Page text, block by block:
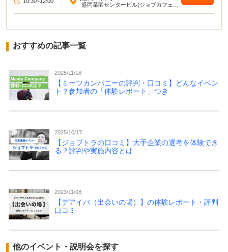
|
盛岡菜園センタービル(ジョブカフェい
おすすめの記事一覧
2025/11/18
【ミーツカンパニーの評判・口コミ】どんなイベン
ト？参加者の「体験レポート」つき
2025/10/17
【ジョブトラの口コミ】大手企業の選考を体験でき
る？評判や実施内容とは
2023/11/08
【デアイバ（出会いの場）】の体験レポート・評判
口コミ
他のイベント・説明会を探す